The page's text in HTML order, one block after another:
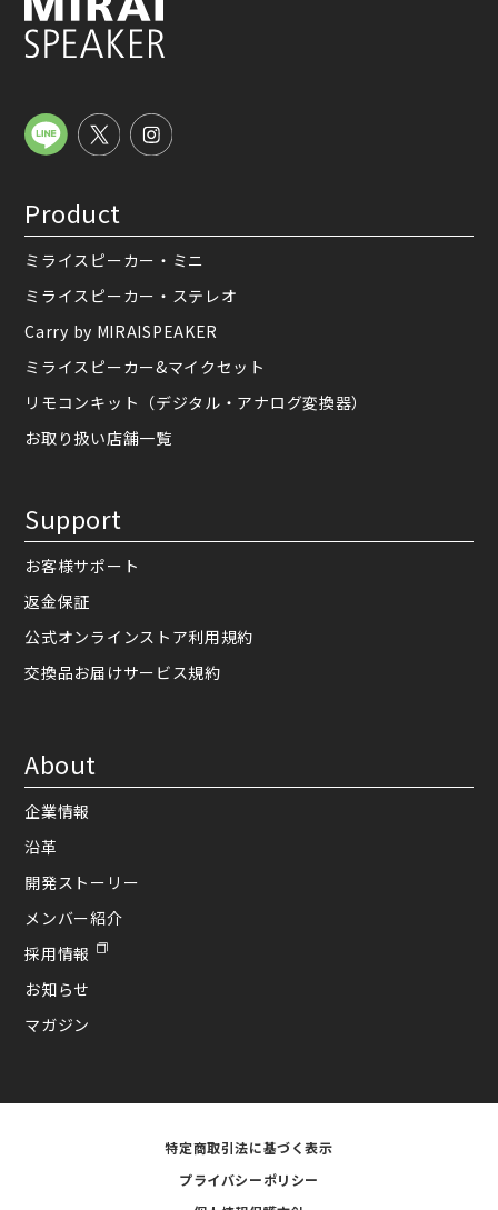
Product
ミライスピーカー・ミニ
ミライスピーカー・ステレオ
Carry by MIRAISPEAKER
ミライスピーカー&マイクセット
リモコンキット（デジタル・アナログ変換器）
お取り扱い店舗一覧
Support
お客様サポート
返金保証
公式オンラインストア利用規約
交換品お届けサービス規約
About
企業情報
沿革
開発ストーリー
メンバー紹介
採用情報
お知らせ
マガジン
特定商取引法に基づく表示
プライバシーポリシー